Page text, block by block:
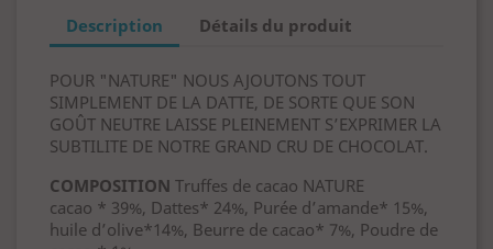
Description Détails du produit
POUR "NATURE" NOUS AJOUTONS TOUT
SIMPLEMENT DE LA DATTE, DE SORTE QUE SON
GOÛT NEUTRE LAISSE PLEINEMENT S’EXPRIMER LA
SUBTILITE DE NOTRE GRAND CRU DE CHOCOLAT.
COMPOSITION Truffes de cacao NATURE
cacao * 39%, Dattes* 24%, Purée d’amande* 15%,
huile d’olive*14%, Beurre de cacao* 7%, Poudre de